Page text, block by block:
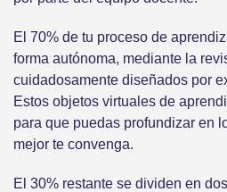
El 70% de tu proceso de
forma autónoma, mediante la
cuidadosamente diseñados por
Estos objetos virtuales de
para que puedas profundizar en
mejor te convenga.
El 30% restante se dividen en